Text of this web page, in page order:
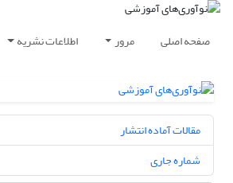
صفحه اصلی مرور اطلاعات نشریه
مقالات آماده انتشار
شماره جاری